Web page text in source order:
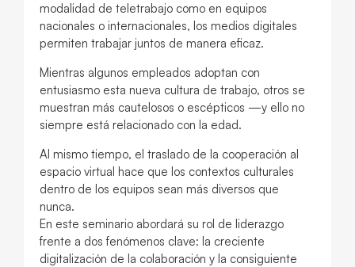
modalidad de teletrabajo como en equipos
nacionales o internacionales, los medios digitales
permiten trabajar juntos de manera eficaz.
Mientras algunos empleados adoptan con
entusiasmo esta nueva cultura de trabajo, otros se
muestran más cautelosos o escépticos —y ello no
siempre está relacionado con la edad.
Al mismo tiempo, el traslado de la cooperación al
espacio virtual hace que los contextos culturales
dentro de los equipos sean más diversos que
nunca.
En este seminario abordará su rol de liderazgo
frente a dos fenómenos clave: la creciente
digitalización de la colaboración y la consiguiente